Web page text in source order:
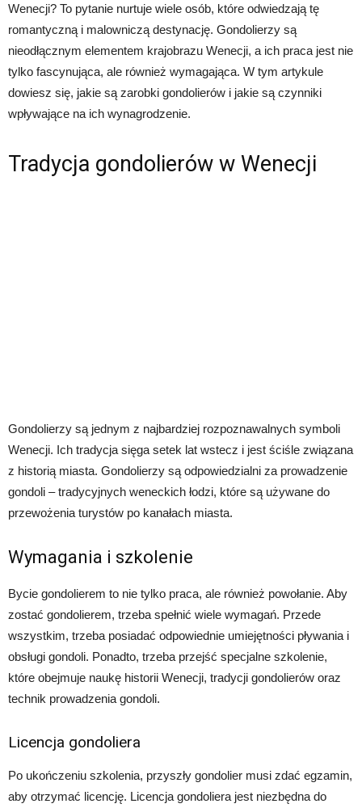
Wenecji? To pytanie nurtuje wiele osób, które odwiedzają tę
romantyczną i malowniczą destynację. Gondolierzy są
nieodłącznym elementem krajobrazu Wenecji, a ich praca jest nie
tylko fascynująca, ale również wymagająca. W tym artykule
dowiesz się, jakie są zarobki gondolierów i jakie są czynniki
wpływające na ich wynagrodzenie.
Tradycja gondolierów w Wenecji
Gondolierzy są jednym z najbardziej rozpoznawalnych symboli
Wenecji. Ich tradycja sięga setek lat wstecz i jest ściśle związana
z historią miasta. Gondolierzy są odpowiedzialni za prowadzenie
gondoli – tradycyjnych weneckich łodzi, które są używane do
przewożenia turystów po kanałach miasta.
Wymagania i szkolenie
Bycie gondolierem to nie tylko praca, ale również powołanie. Aby
zostać gondolierem, trzeba spełnić wiele wymagań. Przede
wszystkim, trzeba posiadać odpowiednie umiejętności pływania i
obsługi gondoli. Ponadto, trzeba przejść specjalne szkolenie,
które obejmuje naukę historii Wenecji, tradycji gondolierów oraz
technik prowadzenia gondoli.
Licencja gondoliera
Po ukończeniu szkolenia, przyszły gondolier musi zdać egzamin,
aby otrzymać licencję. Licencja gondoliera jest niezbędna do